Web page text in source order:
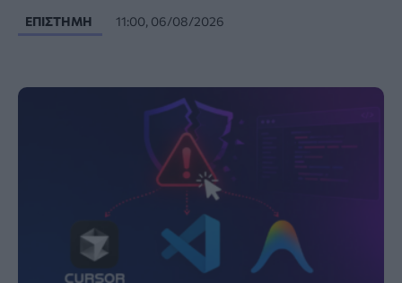
ΕΠΙΣΤΉΜΗ 11:00, 06/08/2026